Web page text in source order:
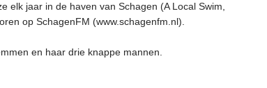
elk jaar in de haven van Schagen (A Local Swim,
op SchagenFM (www.schagenfm.nl).
en haar drie knappe mannen.